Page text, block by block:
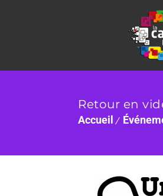
Retour en
Accueil